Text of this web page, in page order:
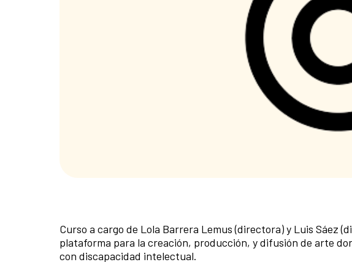
Curso a cargo de Lola Barrera Lemus (directora) y Luis Sáez
plataforma para la creación, producción, y difusión de arte
con discapacidad intelectual.